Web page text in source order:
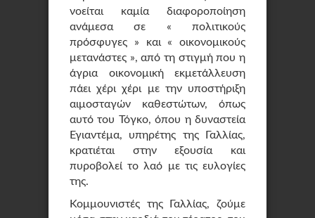
νοείται καμία διαφοροποίηση
ανάμεσα σε « πολιτικούς
πρόσφυγες » και « οικονομικούς
μετανάστες », από τη στιγμή που η
άγρια οικονομική εκμετάλλευση
πάει χέρι χέρι με την υποστήριξη
αιμοσταγών καθεστώτων, όπως
αυτό του Τόγκο, όπου η δυναστεία
Εγιαντέμα, υπηρέτης της Γαλλίας,
κρατιέται στην εξουσία και
πυροβολεί το λαό με τις ευλογίες
της.
Κομμουνιστές της Γαλλίας, ζούμε